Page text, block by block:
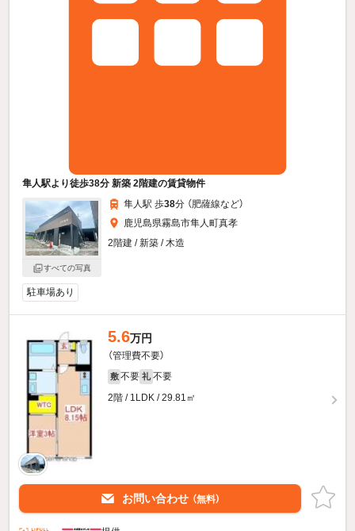
隼人駅より徒歩38分 新築 2階建の賃貸物件
すべての写真
隼人駅 歩38分 （肥薩線など）
鹿児島県霧島市隼人町真孝
2階建 / 新築 / 木造
駐車場あり
5.6万円
（管理費不要）
敷 不要 礼 不要
2階 / 1LDK / 29.81㎡
お問い合わせ （無料）